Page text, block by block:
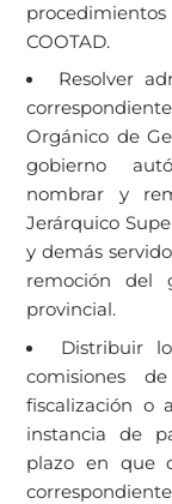
COOTAD.
Resolver
Orgánico de
gobierno
nombrar y
Jerárquico
y demás
remoción del
provincial.
Distribuir
comisiones
fiscalización o
instancia de
plazo en que